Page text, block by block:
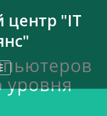
центр "IT
уровня